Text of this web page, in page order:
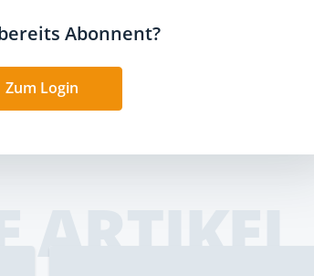
Abonnent?
Zum Login
ARTIKEL